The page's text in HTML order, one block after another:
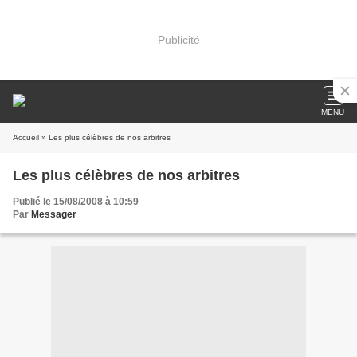
Publicité
MENU
Accueil » Les plus célèbres de nos arbitres
Les plus célèbres de nos arbitres
Publié le 15/08/2008 à 10:59
Par Messager